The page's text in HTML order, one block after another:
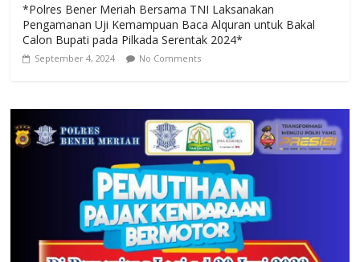
*Polres Bener Meriah Bersama TNI Laksanakan
Pengamanan Uji Kemampuan Baca Alquran untuk Bakal
Calon Bupati pada Pilkada Serentak 2024*
September 4, 2024 No Comments